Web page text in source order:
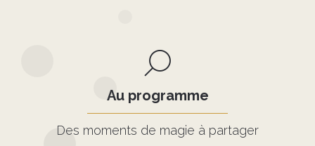
Au programme
Des moments de magie à partager